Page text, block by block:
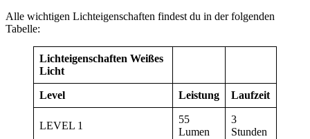
Alle wichtigen Lichteigenschaften findest du in der folgenden
Tabelle:
Lichteigenschaften Weißes
Licht
Level Leistung Laufzeit
LEVEL 1
55
Lumen
3
Stunden